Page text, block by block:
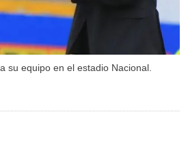
su equipo en el estadio Nacional.